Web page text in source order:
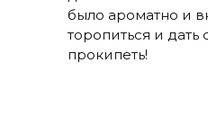
было ароматно и
торопиться и дать
прокипеть!